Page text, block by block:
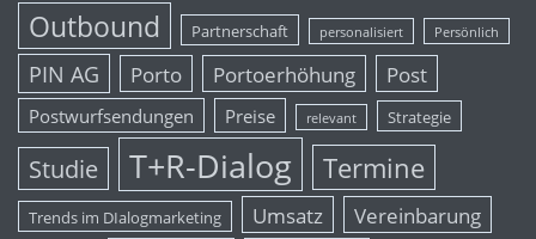
Outbound Partnerschaft personalisiert Persönlich
PIN AG Porto Portoerhöhung Post
Postwurfsendungen Preise relevant Strategie
Studie T+R-Dialog Termine
Trends im DIalogmarketing Umsatz Vereinbarung